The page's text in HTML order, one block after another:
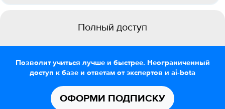
Полный доступ
Позволит учиться лучше и быстрее. Неограниченный
доступ к базе и ответам от экспертов и ai-bota
ОФОРМИ ПОДПИСКУ